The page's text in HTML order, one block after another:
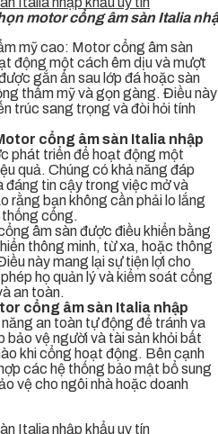
motor cổng âm sàn Italia
mỹ cao: Motor cổng âm sàn
động một cách êm dịu và mượt
gắn ẩn sau lớp đá hoặc sàn
thẩm mỹ và gọn gàng. Điều này
trúc sang trọng và đòi hỏi tính
cổng âm sàn Italia nhập
phát triển để hoạt động một
quả. Chúng có khả năng đáp
đáng tin cậy trong việc mở và
rằng bạn không cần phải lo lắng
thống cổng.
âm sàn được điều khiển bằng
thông minh, từ xa, hoặc thông
này mang lại sự tiện lợi cho
họ quản lý và kiểm soát cổng
an toàn.
cổng âm sàn Italia nhập
an toàn tự động để tránh va
bảo vệ người và tài sản khỏi bất
khi cổng hoạt động. Bên cạnh
các hệ thống bảo mật bổ sung
vệ cho ngôi nhà hoặc doanh